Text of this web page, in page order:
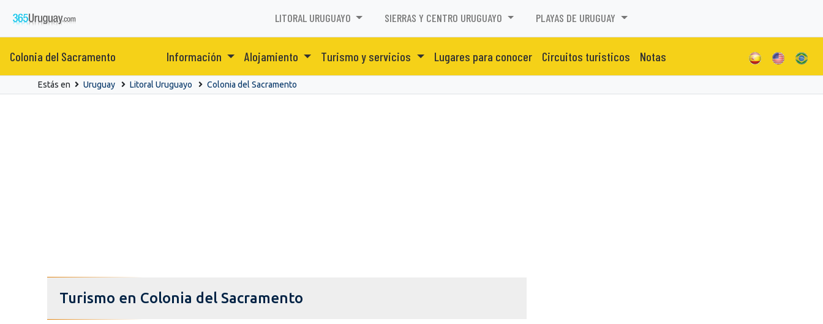
LITORAL URUGUAYO SIERRAS Y CENTRO URUGUAYO PLAYAS DE URUGUAY
Colonia del Sacramento Información Alojamiento Turismo y servicios Lugares para conocer Circuitos turisticos Notas
Estás en Uruguay Litoral Uruguayo Colonia del Sacramento
Turismo en Colonia del Sacramento